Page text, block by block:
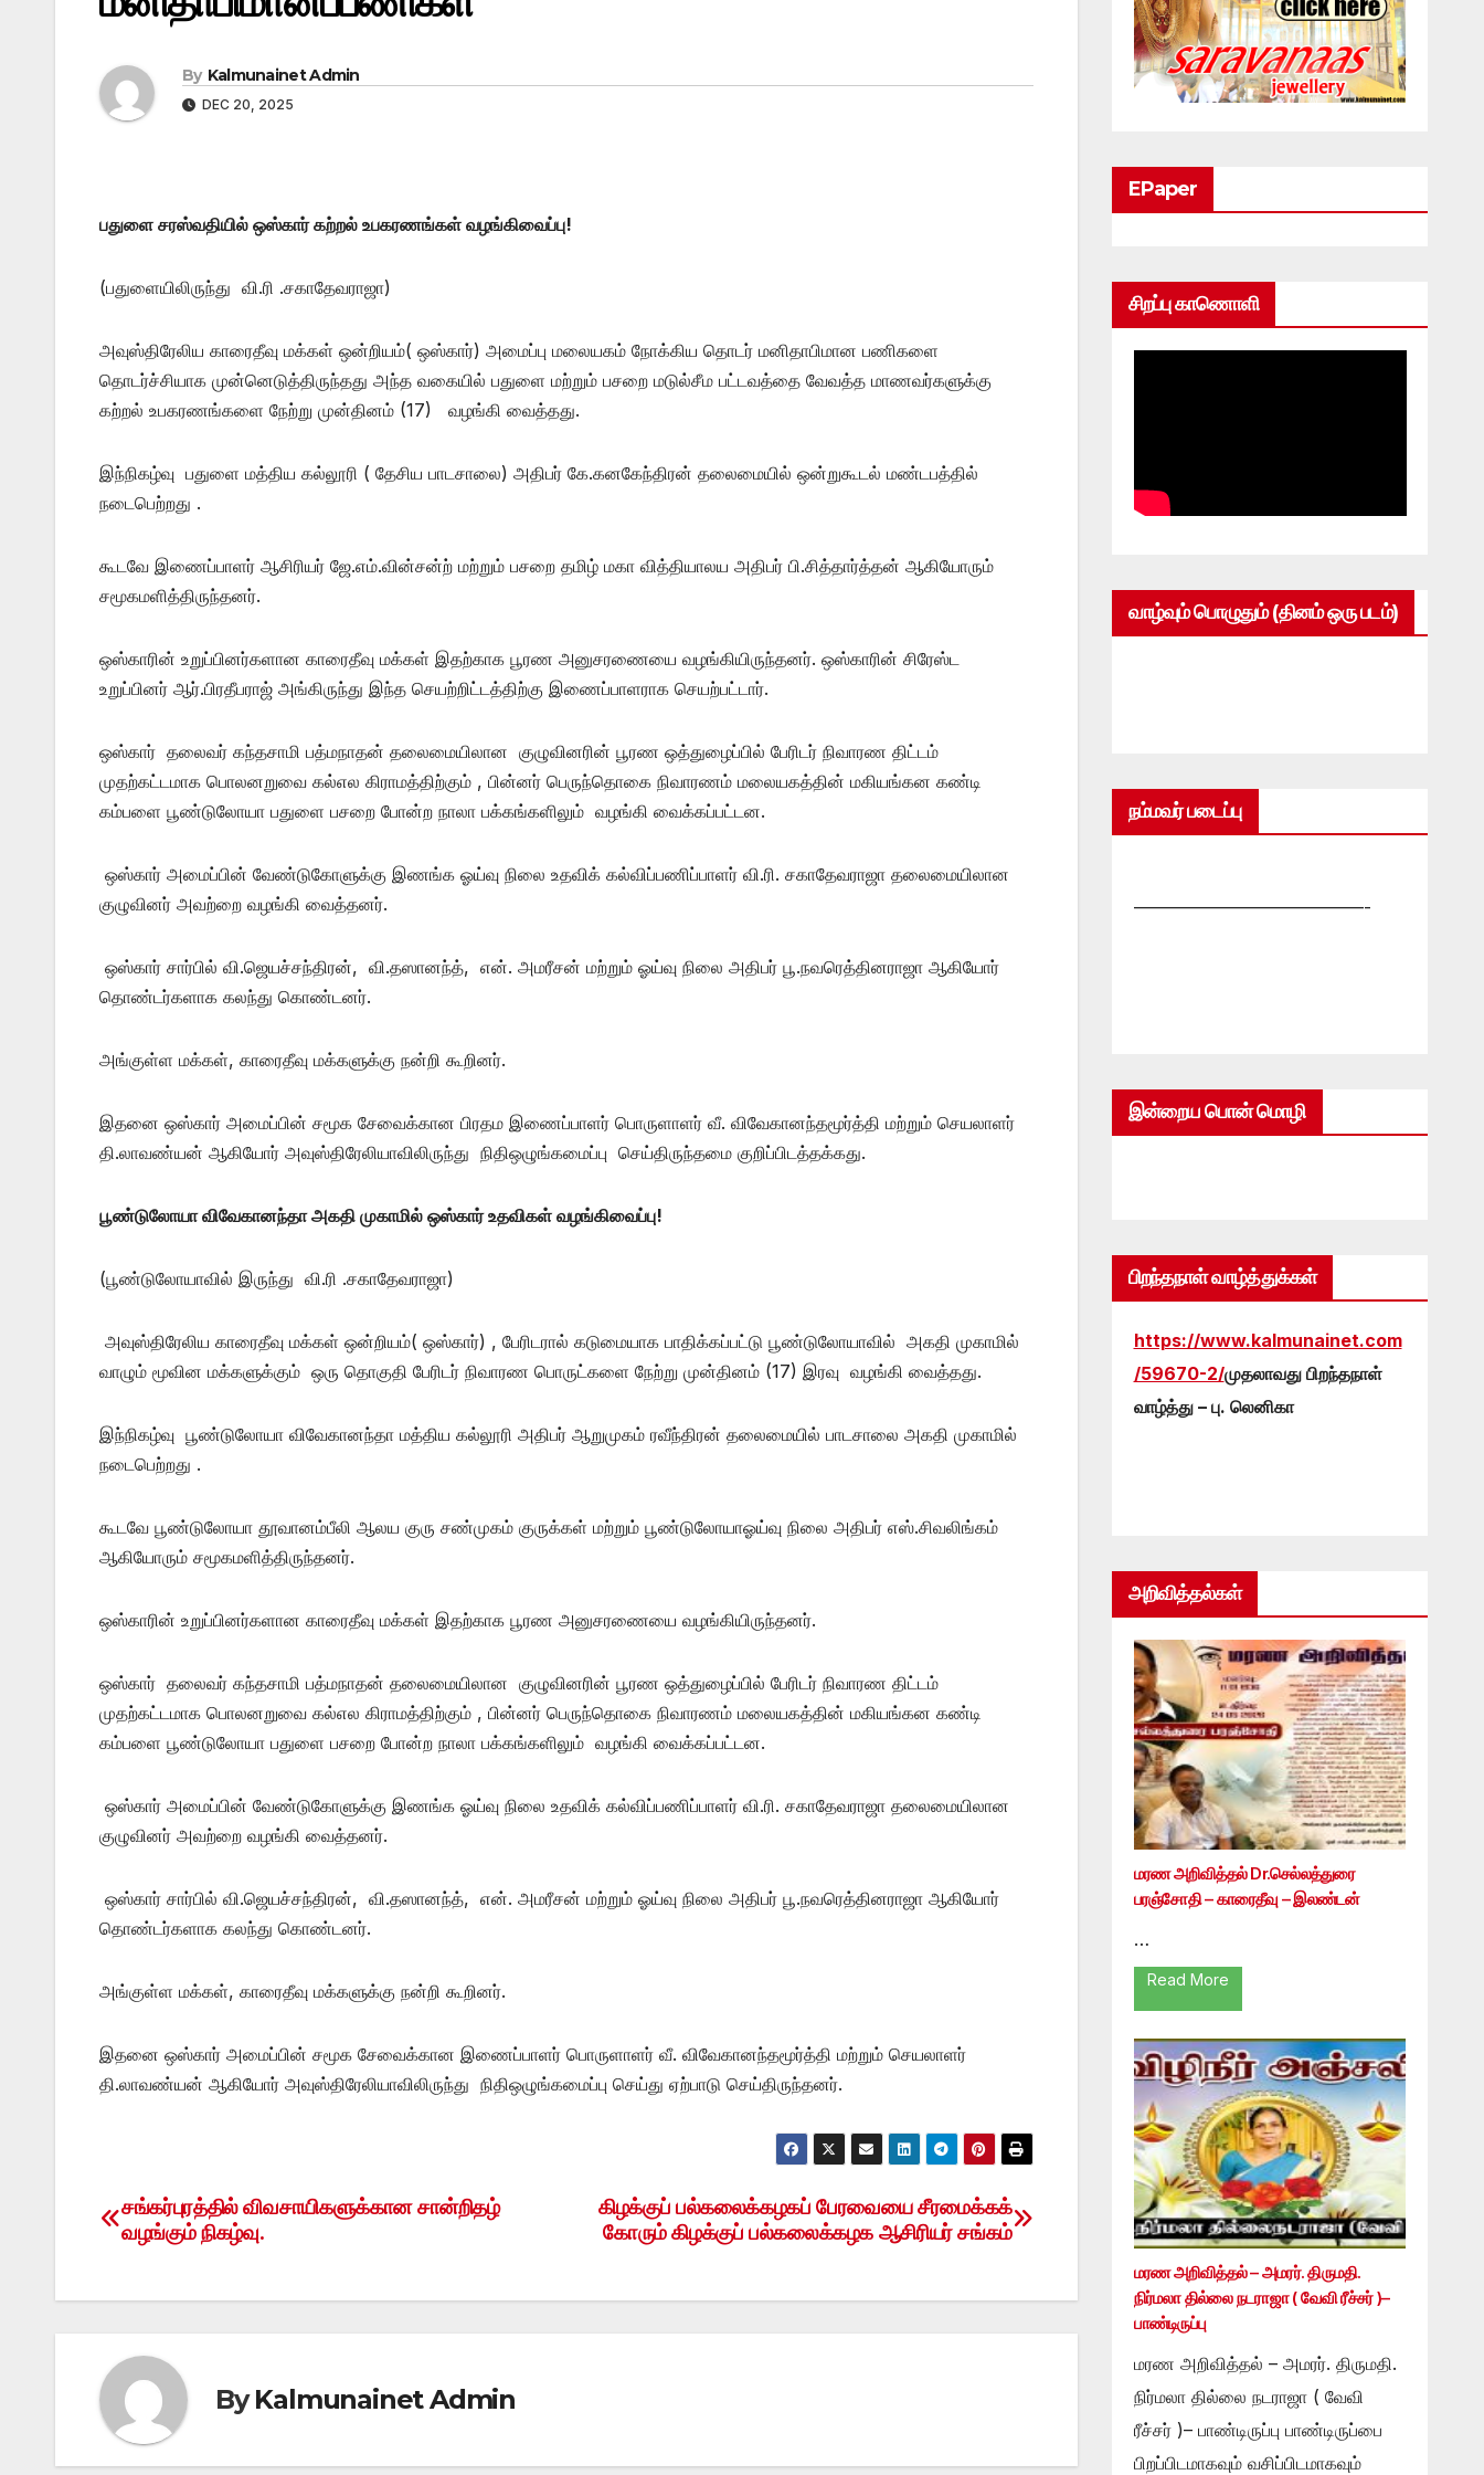
By Kalmunainet Admin
DEC 20, 2025
பதுளை சரஸ்வதியில் ஒஸ்கார் கற்றல் உபகரணங்கள் வழங்கிவைப்பு!
(பதுளையிலிருந்து வி.ரி .சகாதேவராஜா)
அவுஸ்திரேலிய காரைதீவு மக்கள் ஒன்றியம்( ஒஸ்கார்) அமைப்பு மலையகம் நோக்கிய தொடர் மனிதாபிமான பணிகளை
தொடர்ச்சியாக முன்னெடுத்திருந்தது அந்த வகையில் பதுளை மற்றும் பசறை மடுல்சீம பட்டவத்தை வேவத்த மாணவர்களுக்கு
கற்றல் உபகரணங்களை நேற்று முன்தினம் (17) வழங்கி வைத்தது.
இந்நிகழ்வு பதுளை மத்திய கல்லூரி ( தேசிய பாடசாலை) அதிபர் கே.கனகேந்திரன் தலைமையில் ஒன்றுகூடல் மண்டபத்தில்
நடைபெற்றது .
கூடவே இணைப்பாளர் ஆசிரியர் ஜே.எம்.வின்சன்ற் மற்றும் பசறை தமிழ் மகா வித்தியாலய அதிபர் பி.சித்தார்த்தன் ஆகியோரும்
சமூகமளித்திருந்தனர்.
ஒஸ்காரின் உறுப்பினர்களான காரைதீவு மக்கள் இதற்காக பூரண அனுசரணையை வழங்கியிருந்தனர். ஒஸ்காரின் சிரேஸ்ட
உறுப்பினர் ஆர்.பிரதீபராஜ் அங்கிருந்து இந்த செயற்றிட்டத்திற்கு இணைப்பாளராக செயற்பட்டார்.
ஒஸ்கார் தலைவர் கந்தசாமி பத்மநாதன் தலைமையிலான குழுவினரின் பூரண ஒத்துழைப்பில் பேரிடர் நிவாரண திட்டம்
முதற்கட்டமாக பொலனறுவை கல்எல கிராமத்திற்கும் , பின்னர் பெருந்தொகை நிவாரணம் மலையகத்தின் மகியங்கன கண்டி
கம்பளை பூண்டுலோயா பதுளை பசறை போன்ற நாலா பக்கங்களிலும் வழங்கி வைக்கப்பட்டன.
ஒஸ்கார் அமைப்பின் வேண்டுகோளுக்கு இணங்க ஓய்வு நிலை உதவிக் கல்விப்பணிப்பாளர் வி.ரி. சகாதேவராஜா தலைமையிலான
குழுவினர் அவற்றை வழங்கி வைத்தனர்.
ஒஸ்கார் சார்பில் வி.ஜெயச்சந்திரன், வி.தஸானந்த், என். அமரீசன் மற்றும் ஓய்வு நிலை அதிபர் பூ.நவரெத்தினராஜா ஆகியோர்
தொண்டர்களாக கலந்து கொண்டனர்.
அங்குள்ள மக்கள், காரைதீவு மக்களுக்கு நன்றி கூறினர்.
இதனை ஒஸ்கார் அமைப்பின் சமூக சேவைக்கான பிரதம இணைப்பாளர் பொருளாளர் வீ. விவேகானந்தமூர்த்தி மற்றும் செயலாளர்
தி.லாவண்யன் ஆகியோர் அவுஸ்திரேலியாவிலிருந்து நிதிஒழுங்கமைப்பு செய்திருந்தமை குறிப்பிடத்தக்கது.
பூண்டுலோயா விவேகானந்தா அகதி முகாமில் ஒஸ்கார் உதவிகள் வழங்கிவைப்பு!
(பூண்டுலோயாவில் இருந்து வி.ரி .சகாதேவராஜா)
அவுஸ்திரேலிய காரைதீவு மக்கள் ஒன்றியம்( ஒஸ்கார்) , பேரிடரால் கடுமையாக பாதிக்கப்பட்டு பூண்டுலோயாவில் அகதி முகாமில்
வாழும் மூவின மக்களுக்கும் ஒரு தொகுதி பேரிடர் நிவாரண பொருட்களை நேற்று முன்தினம் (17) இரவு வழங்கி வைத்தது.
இந்நிகழ்வு பூண்டுலோயா விவேகானந்தா மத்திய கல்லூரி அதிபர் ஆறுமுகம் ரவீந்திரன் தலைமையில் பாடசாலை அகதி முகாமில்
நடைபெற்றது .
கூடவே பூண்டுலோயா தூவானம்பீலி ஆலய குரு சண்முகம் குருக்கள் மற்றும் பூண்டுலோயாஓய்வு நிலை அதிபர் எஸ்.சிவலிங்கம்
ஆகியோரும் சமூகமளித்திருந்தனர்.
ஒஸ்காரின் உறுப்பினர்களான காரைதீவு மக்கள் இதற்காக பூரண அனுசரணையை வழங்கியிருந்தனர்.
ஒஸ்கார் தலைவர் கந்தசாமி பத்மநாதன் தலைமையிலான குழுவினரின் பூரண ஒத்துழைப்பில் பேரிடர் நிவாரண திட்டம்
முதற்கட்டமாக பொலனறுவை கல்எல கிராமத்திற்கும் , பின்னர் பெருந்தொகை நிவாரணம் மலையகத்தின் மகியங்கன கண்டி
கம்பளை பூண்டுலோயா பதுளை பசறை போன்ற நாலா பக்கங்களிலும் வழங்கி வைக்கப்பட்டன.
ஒஸ்கார் அமைப்பின் வேண்டுகோளுக்கு இணங்க ஓய்வு நிலை உதவிக் கல்விப்பணிப்பாளர் வி.ரி. சகாதேவராஜா தலைமையிலான
குழுவினர் அவற்றை வழங்கி வைத்தனர்.
ஒஸ்கார் சார்பில் வி.ஜெயச்சந்திரன், வி.தஸானந்த், என். அமரீசன் மற்றும் ஓய்வு நிலை அதிபர் பூ.நவரெத்தினராஜா ஆகியோர்
தொண்டர்களாக கலந்து கொண்டனர்.
அங்குள்ள மக்கள், காரைதீவு மக்களுக்கு நன்றி கூறினர்.
இதனை ஒஸ்கார் அமைப்பின் சமூக சேவைக்கான இணைப்பாளர் பொருளாளர் வீ. விவேகானந்தமூர்த்தி மற்றும் செயலாளர்
தி.லாவண்யன் ஆகியோர் அவுஸ்திரேலியாவிலிருந்து நிதிஒழுங்கமைப்பு செய்து ஏற்பாடு செய்திருந்தனர்.
Post
navigation
கிழக்குப் பல்கலைக்கழகப் பேரவையை சீரமைக்கக்
கோரும் கிழக்குப் பல்கலைக்கழக ஆசிரியர் சங்கம்
சங்கர்புரத்தில் விவசாயிகளுக்கான சான்றிதழ்
வழங்கும் நிகழ்வு.
ByKalmunainet Admin
EPaper
சிறப்பு காணொளி
வாழ்வும் பொழுதும் (தினம் ஒரு படம்)
நம்மவர் படைப்பு
—————————————-
இன்றைய பொன் மொழி
பிறந்தநாள் வாழ்த்துக்கள்
https://www.kalmunainet.com
/59670-2/முதலாவது பிறந்தநாள்
வாழ்த்து – பு. லெனிகா
அறிவித்தல்கள்
மரண அறிவித்தல் Dr.செல்லத்துரை
பரஞ்சோதி – காரைதீவு – இலண்டன்
…
Read More
மரண அறிவித்தல் – அமரர். திருமதி.
நிர்மலா தில்லை நடராஜா ( வேவி ரீச்சர் )–
பாண்டிருப்பு
மரண அறிவித்தல் – அமரர். திருமதி.
நிர்மலா தில்லை நடராஜா ( வேவி
ரீச்சர் )– பாண்டிருப்பு பாண்டிருப்பை
பிறப்பிடமாகவும் வசிப்பிடமாகவும்